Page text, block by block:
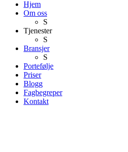
Hjem
Om oss
S
Tjenester
S
Bransjer
S
Portefølje
Priser
Blogg
Fagbegreper
Kontakt